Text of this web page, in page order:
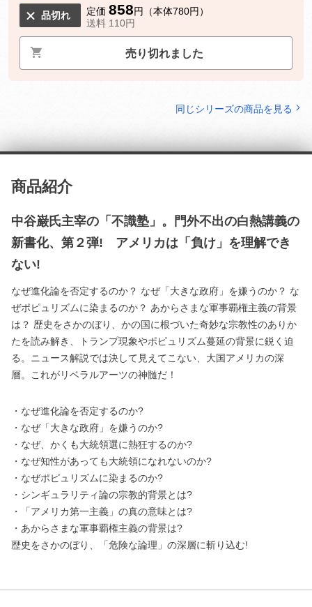
品切れ 定価 858円（本体780円）
送料 110円
売り切れました
同じシリーズの商品を見る
商品紹介
中谷巌氏主宰の「不識塾」。門外不出の白熱講義の
新書化、第２弾! アメリカは「負け」を理解でき
ない!
なぜ進化論を否定するのか？ なぜ「大きな政府」を嫌うのか？ な
ぜポピュリズムに染まるのか？ あからさまな軍事覇権主義の背景
は？ 歴史をさかのぼり、かの国に根づいた奇妙な宗教性のありか
たを読み解き、トランプ現象やポピュリズム蔓延の背景に鋭く迫
る。ニュース解説では決して見えてこない、大国アメリカの深
層。これがリベラルアーツの神髄だ！
・なぜ進化論を否定するのか?
・なぜ「大きな政府」を嫌うのか?
・なぜ、かくも大統領選に熱狂するのか?
・なぜ知性があっても大統領になれないのか?
・なぜポピュリズムに染まるのか?
・シンギュラリティ論の宗教的背景とは?
・「アメリカ第一主義」の真の意味とは?
・あからさまな軍事覇権主義の背景は?
歴史をさかのぼり、「危険な論理」の深層に斬り込む!